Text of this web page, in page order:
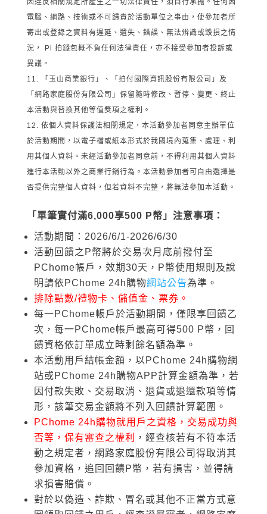
因違反相關規定所產生之一切法律責任，須自行承擔。任何因
電腦、網路、技術或不可歸責於活動單位之事由，使參加者所
寄出或登錄之資料有遲延、遺失、錯誤、無法辨識或毀損之情
況， Pi 拍錢包概不負任何法律責任，亦不接受參加者投訴或
異議。
「玉山商業銀行」、「拍付國際資訊股份有限公司」及
「網路家庭股份有限公司」保留隨時修改、暫停、變更、終止
本活動與替換其他等值獎項之權利。
依個人資料保護法相關規定，本活動參加者同意主辦單位
於活動期間，以電子檔或紙本形式於我國境內蒐集、處理、利
用其個人資料。未經活動參加者同意前，不得利用其個人資料
進行本活動以外之商業行銷行為。本活動參加者可自由選擇是
否提供完整個人資料，但若資料不完整，將無法參加本活動。
「單筆實付滿6,000享500 P幣」注意事項：
活動期間：2026/6/1-2026/6/30
活動回饋之P幣將於交易次月底前撥付至
PChome帳戶，效期30天，P幣使用規則及說
明請依PChome 24h購物網站公告為準。
排除點數/禮物卡、儲值金、票券。
每一PChome帳戶於活動期間，僅限享回饋乙
次，每一PChome帳戶最高可得500 P幣，回
饋資格依訂單成立時剩餘名額為準。
本活動用戶結帳金額，以PChome 24h購物網
站或PChome 24h購物APP計算金額為準，若
因付款失敗、交易取消、退貨或退還款項等情
形，該筆交易金額將不列入回饋計算範圍。
PChome 24h購物就用戶之資格，交易成功與
否等，保有審查之權利
，經查核若有不符本活
動之規定者，網路家庭股份有限公司得取消其
參加資格，追回回饋P幣，若有損害，並得請
求損害賠償。
對於以偽造、詐欺、冒名或其他不正當方式意